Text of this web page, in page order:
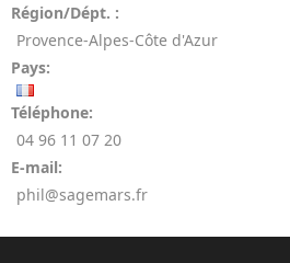
Région/Dépt. :
Provence-Alpes-Côte d'Azur
Pays:
Téléphone:
04 96 11 07 20
E-mail:
phil@sagemars.fr